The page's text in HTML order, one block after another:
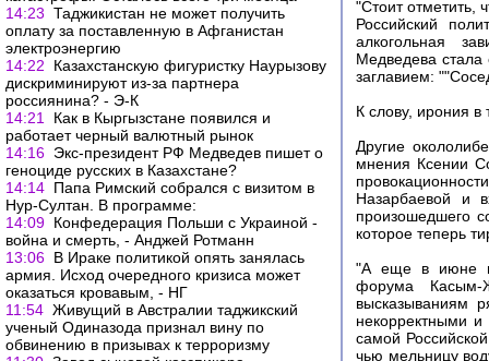
14:23 Таджикистан не может получить
оплату за поставленную в Афганистан
электроэнергию
14:22
Казахстанскую фигуристку Наурызову
дискриминируют из-за партнера
россиянина? - Э-К
14:21
Как в Кыргызстане появился и
работает черный валютный рынок
14:16 Экс-президент РФ Медведев пишет о
геноциде русских в Казахстане?
14:14 Папа Римский собрался с визитом в
Нур-Султан. В программе:
14:09 Конфедерация Польши с Украиной -
война и смерть, - Анджей Ротманн
13:06 В Ираке политикой опять занялась
армия. Исход очередного кризиса может
оказаться кровавым, - НГ
11:54 Живущий в Австралии таджикский
ученый Одиназода признал вину по
обвинению в призывах к терроризму
"Стоит отметить,
Российский
алкогольная
Медведева стала
заглавием:
К слову, ирония в
Другие
мнения Ксении
Назарбаевой и
произошедшего
которое теперь
"А еще в июне на
форума Касым-
высказываниям
некорректными
самой
чью мельницу